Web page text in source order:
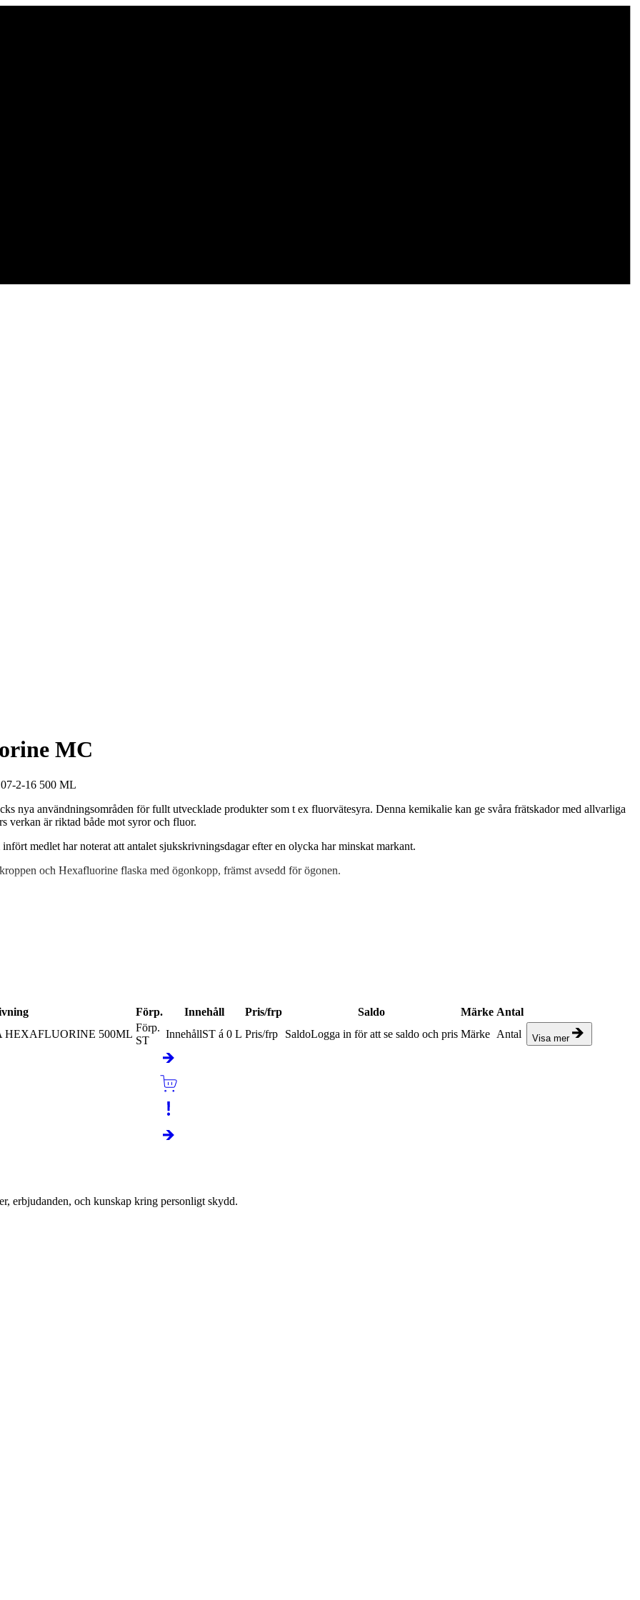
MC
2-16 500 ML
nya användningsområden för fullt utvecklade produkter som t ex fluorvätesyra. Denna kemikalie kan ge svåra frätskador med allvarliga
verkan är riktad både mot syror och fluor.
medlet har noterat att antalet sjukskrivningsdagar efter en olycka har minskat markant.
och Hexafluorine flaska med ögonkopp, främst avsedd för ögonen.
Förp. Innehåll Pris/frp Saldo Märke Antal
HEXAFLUORINE 500ML
Förp.
ST
InnehållST á 0 L Pris/frp SaldoLogga in för att se saldo och pris Märke Antal Visa mer
erbjudanden, och kunskap kring personligt skydd.